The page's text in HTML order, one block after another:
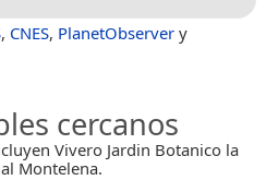
, CNES, PlanetObserver y
cercanos
Vivero Jardin Botanico la
Montelena.